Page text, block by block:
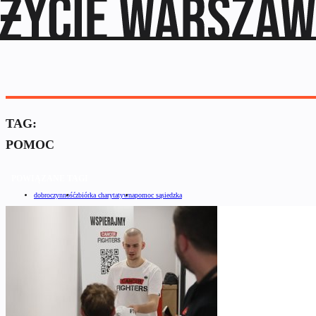
TAG:
POMOC
dobroczynnośćzbiórka charytatywnapomoc sąsiedzka